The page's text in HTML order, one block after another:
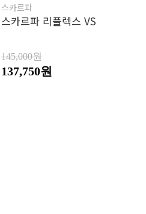
스카르파
스카르파 리플렉스 VS
145,000원
137,750원